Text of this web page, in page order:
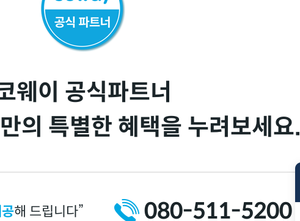
웨이 공식파트너
의 특별한 혜택을 누려보세요.
해 드립니다 080-511-5200